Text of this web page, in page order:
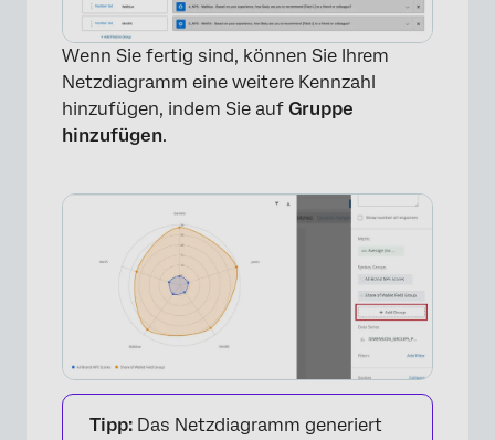
Wenn Sie fertig sind, können Sie Ihrem
Netzdiagramm eine weitere Kennzahl
hinzufügen, indem Sie auf Gruppe
hinzufügen.
Tipp: Das Netzdiagramm generiert